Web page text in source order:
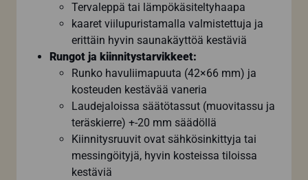
Tervaleppä tai lämpökäsiteltyhaapa
kaaret viilupuristamalla valmistettuja ja
erittäin hyvin saunakäyttöä kestäviä
Rungot ja kiinnitystarvikkeet:
Runko havuliimapuuta (42×66 mm) ja
kosteuden kestävää vaneria
Laudejaloissa säätötassut (muovitassu ja
teräskierre) +-20 mm säädöllä
Kiinnitysruuvit ovat sähkösinkittyja tai
messingöityjä, hyvin kosteissa tiloissa
kestäviä